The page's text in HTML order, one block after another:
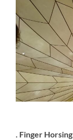
. Finger Horsing